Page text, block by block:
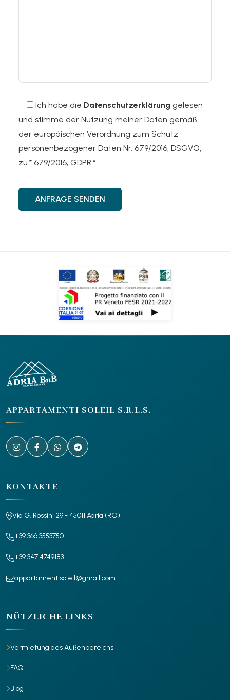
Ich habe die Datenschutzerklärung gelesen
und stimme der Nutzung meiner Daten gemäß
der europäischen Verordnung zum Schutz
personenbezogener Daten Nr. 679/2016, DSGVO,
zu.* 679/2016, GDPR.*
APPARTAMENTI SOLEIL S.R.L.S.
KONTAKTE
Via G. Rossini 29 - 45011 Adria (RO)
+39 366 3553750
+39 347 4749183
appartamentisoleil@gmail.com
NÜTZLICHE LINKS
Vermietung des Außenbereichs
FAQ
Blog